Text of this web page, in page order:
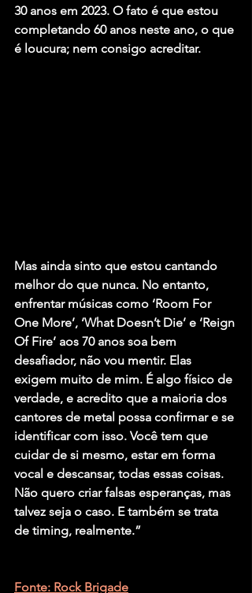
30 anos em 2023. O fato é que estou
completando 60 anos neste ano, o que
é loucura; nem consigo acreditar.
Mas ainda sinto que estou cantando
melhor do que nunca. No entanto,
enfrentar músicas como ‘Room For
One More’, ‘What Doesn’t Die’ e ‘Reign
Of Fire’ aos 70 anos soa bem
desafiador, não vou mentir. Elas
exigem muito de mim. É algo físico de
verdade, e acredito que a maioria dos
cantores de metal possa confirmar e se
identificar com isso. Você tem que
cuidar de si mesmo, estar em forma
vocal e descansar, todas essas coisas.
Não quero criar falsas esperanças, mas
talvez seja o caso. E também se trata
de timing, realmente.”
Fonte: Rock Brigade